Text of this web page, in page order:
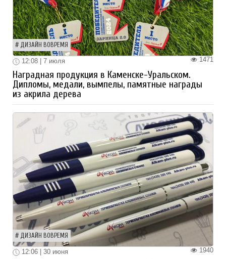
ДИЗАЙН ВОВРЕМЯ
1471
12:08 | 7 июля
Наградная продукция в Каменске-Уральском.
Дипломы, медали, вымпелы, памятные награды
из акрила дерева
ДИЗАЙН ВОВРЕМЯ
1940
12:06 | 30 июня